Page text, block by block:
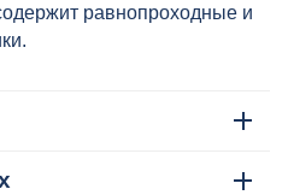
равнопроходные и